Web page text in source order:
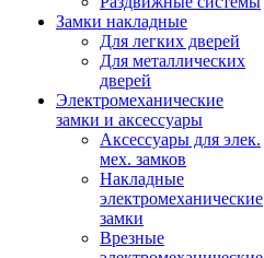
Замки накладные
Для легких дверей
Для металлических
дверей
Электромеханические
замки и аксессуары
Аксессуары для элек.
мех. замков
Накладные
электромеханические
замки
Врезные